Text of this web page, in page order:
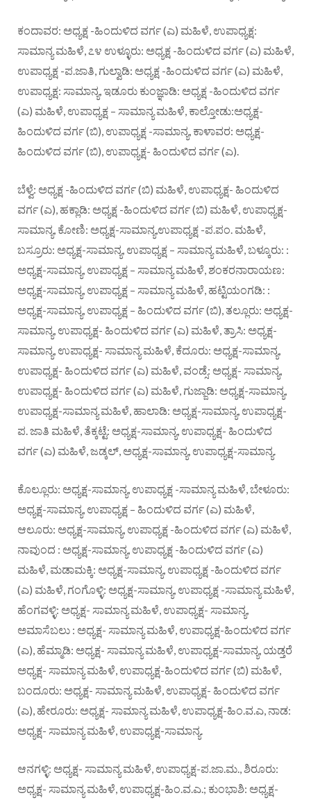
ಕಂದಾವರ: ಅಧ್ಯಕ್ಷ -ಹಿಂದುಳಿದ ವರ್ಗ (ಎ) ಮಹಿಳೆ, ಉಪಾಧ್ಯಕ್ಷ:
ಸಾಮಾನ್ಯ ಮಹಿಳೆ, ೭೪ ಉಳ್ಳೂರು: ಅಧ್ಯಕ್ಷ -ಹಿಂದುಳಿದ ವರ್ಗ (ಎ) ಮಹಿಳೆ,
ಉಪಾಧ್ಯಕ್ಷ -ಪ.ಜಾತಿ, ಗುಲ್ವಾಡಿ: ಅಧ್ಯಕ್ಷ -ಹಿಂದುಳಿದ ವರ್ಗ (ಎ) ಮಹಿಳೆ,
ಉಪಾಧ್ಯಕ್ಷ: ಸಾಮಾನ್ಯ, ಇಡೂರು ಕುಂಜ್ಞಾಡಿ: ಅಧ್ಯಕ್ಷ -ಹಿಂದುಳಿದ ವರ್ಗ
(ಎ) ಮಹಿಳೆ, ಉಪಾಧ್ಯಕ್ಷ – ಸಾಮಾನ್ಯ ಮಹಿಳೆ, ಕಾಲ್ತೋಡು:ಅಧ್ಯಕ್ಷ-
ಹಿಂದುಳಿದ ವರ್ಗ (ಬಿ), ಉಪಾಧ್ಯಕ್ಷ -ಸಾಮಾನ್ಯ, ಕಾಳಾವರ: ಅಧ್ಯಕ್ಷ-
ಹಿಂದುಳಿದ ವರ್ಗ (ಬಿ), ಉಪಾಧ್ಯಕ್ಷ- ಹಿಂದುಳಿದ ವರ್ಗ (ಎ).
ಬೆಳ್ವೆ: ಅಧ್ಯಕ್ಷ -ಹಿಂದುಳಿದ ವರ್ಗ (ಬಿ) ಮಹಿಳೆ, ಉಪಾಧ್ಯಕ್ಷ- ಹಿಂದುಳಿದ
ವರ್ಗ (ಎ), ಹಕ್ಲಾಡಿ: ಅಧ್ಯಕ್ಷ -ಹಿಂದುಳಿದ ವರ್ಗ (ಬಿ) ಮಹಿಳೆ, ಉಪಾಧ್ಯಕ್ಷ-
ಸಾಮಾನ್ಯ, ಕೋಣಿ: ಅಧ್ಯಕ್ಷ-ಸಾಮಾನ್ಯ,ಉಪಾಧ್ಯಕ್ಷ -ಪ.ಪಂ. ಮಹಿಳೆ,
ಬಸ್ರೂರು: ಅಧ್ಯಕ್ಷ-ಸಾಮಾನ್ಯ, ಉಪಾಧ್ಯಕ್ಷ – ಸಾಮಾನ್ಯ ಮಹಿಳೆ, ಬಳ್ಕೂರು: :
ಅಧ್ಯಕ್ಷ-ಸಾಮಾನ್ಯ, ಉಪಾಧ್ಯಕ್ಷ – ಸಾಮಾನ್ಯ ಮಹಿಳೆ, ಶಂಕರನಾರಾಯಣ:
ಅಧ್ಯಕ್ಷ-ಸಾಮಾನ್ಯ, ಉಪಾಧ್ಯಕ್ಷ – ಸಾಮಾನ್ಯ ಮಹಿಳೆ, ಹಟ್ಟಿಯಂಗಡಿ: :
ಅಧ್ಯಕ್ಷ-ಸಾಮಾನ್ಯ, ಉಪಾಧ್ಯಕ್ಷ – ಹಿಂದುಳಿದ ವರ್ಗ (ಬಿ), ತಲ್ಲೂರು: ಅಧ್ಯಕ್ಷ-
ಸಾಮಾನ್ಯ, ಉಪಾಧ್ಯಕ್ಷ- ಹಿಂದುಳಿದ ವರ್ಗ (ಎ) ಮಹಿಳೆ, ತ್ರಾಸಿ: ಅಧ್ಯಕ್ಷ-
ಸಾಮಾನ್ಯ, ಉಪಾಧ್ಯಕ್ಷ- ಸಾಮಾನ್ಯ ಮಹಿಳೆ, ಕೆದೂರು: ಅಧ್ಯಕ್ಷ-ಸಾಮಾನ್ಯ,
ಉಪಾಧ್ಯಕ್ಷ- ಹಿಂದುಳಿದ ವರ್ಗ (ಎ) ಮಹಿಳೆ, ವಂಡ್ಸೆ: ಅಧ್ಯಕ್ಷ- ಸಾಮಾನ್ಯ,
ಉಪಾಧ್ಯಕ್ಷ- ಹಿಂದುಳಿದ ವರ್ಗ (ಎ) ಮಹಿಳೆ, ಗುಜ್ಜಾಡಿ: ಅಧ್ಯಕ್ಷ-ಸಾಮಾನ್ಯ,
ಉಪಾಧ್ಯಕ್ಷ-ಸಾಮಾನ್ಯ ಮಹಿಳೆ, ಹಾಲಾಡಿ: ಅಧ್ಯಕ್ಷ-ಸಾಮಾನ್ಯ, ಉಪಾಧ್ಯಕ್ಷ-
ಪ. ಜಾತಿ ಮಹಿಳೆ, ತೆಕ್ಕಟ್ಟೆ: ಅಧ್ಯಕ್ಷ-ಸಾಮಾನ್ಯ, ಉಪಾಧ್ಯಕ್ಷ- ಹಿಂದುಳಿದ
ವರ್ಗ (ಎ) ಮಹಿಳೆ, ಜಡ್ಕಲ್, ಅಧ್ಯಕ್ಷ-ಸಾಮಾನ್ಯ, ಉಪಾಧ್ಯಕ್ಷ-ಸಾಮಾನ್ಯ.
ಕೊಲ್ಲೂರು: ಅಧ್ಯಕ್ಷ-ಸಾಮಾನ್ಯ, ಉಪಾಧ್ಯಕ್ಷ -ಸಾಮಾನ್ಯ ಮಹಿಳೆ, ಬೇಳೂರು:
ಅಧ್ಯಕ್ಷ-ಸಾಮಾನ್ಯ, ಉಪಾಧ್ಯಕ್ಷ – ಹಿಂದುಳಿದ ವರ್ಗ (ಎ) ಮಹಿಳೆ,
ಆಲೂರು: ಅಧ್ಯಕ್ಷ-ಸಾಮಾನ್ಯ, ಉಪಾಧ್ಯಕ್ಷ -ಹಿಂದುಳಿದ ವರ್ಗ (ಎ) ಮಹಿಳೆ,
ನಾವುಂದ : ಅಧ್ಯಕ್ಷ-ಸಾಮಾನ್ಯ, ಉಪಾಧ್ಯಕ್ಷ -ಹಿಂದುಳಿದ ವರ್ಗ (ಎ)
ಮಹಿಳೆ, ಮಡಾಮಕ್ಕಿ: ಅಧ್ಯಕ್ಷ-ಸಾಮಾನ್ಯ, ಉಪಾಧ್ಯಕ್ಷ -ಹಿಂದುಳಿದ ವರ್ಗ
(ಎ) ಮಹಿಳೆ, ಗಂಗೊಳ್ಳಿ: ಅಧ್ಯಕ್ಷ-ಸಾಮಾನ್ಯ, ಉಪಾಧ್ಯಕ್ಷ -ಸಾಮಾನ್ಯ ಮಹಿಳೆ,
ಹೆಂಗವಳ್ಳಿ: ಅಧ್ಯಕ್ಷ- ಸಾಮಾನ್ಯ ಮಹಿಳೆ, ಉಪಾಧ್ಯಕ್ಷ- ಸಾಮಾನ್ಯ,
ಅಮಾಸೆಬಲು : ಅಧ್ಯಕ್ಷ- ಸಾಮಾನ್ಯ ಮಹಿಳೆ, ಉಪಾಧ್ಯಕ್ಷ-ಹಿಂದುಳಿದ ವರ್ಗ
(ಎ), ಹೆಮ್ಮಾಡಿ: ಅಧ್ಯಕ್ಷ- ಸಾಮಾನ್ಯ ಮಹಿಳೆ, ಉಪಾಧ್ಯಕ್ಷ-ಸಾಮಾನ್ಯ, ಯಡ್ತರೆ
ಅಧ್ಯಕ್ಷ- ಸಾಮಾನ್ಯ ಮಹಿಳೆ, ಉಪಾಧ್ಯಕ್ಷ-ಹಿಂದುಳಿದ ವರ್ಗ (ಬಿ) ಮಹಿಳೆ,
ಬಂದೂರು: ಅಧ್ಯಕ್ಷ- ಸಾಮಾನ್ಯ ಮಹಿಳೆ, ಉಪಾಧ್ಯಕ್ಷ- ಹಿಂದುಳಿದ ವರ್ಗ
(ಎ), ಹೇರೂರು: ಅಧ್ಯಕ್ಷ- ಸಾಮಾನ್ಯ ಮಹಿಳೆ, ಉಪಾಧ್ಯಕ್ಷ-ಹಿಂ.ವ.ಎ, ನಾಡ:
ಅಧ್ಯಕ್ಷ- ಸಾಮಾನ್ಯ ಮಹಿಳೆ, ಉಪಾಧ್ಯಕ್ಷ-ಸಾಮಾನ್ಯ.
ಆನಗಳ್ಳಿ: ಅಧ್ಯಕ್ಷ- ಸಾಮಾನ್ಯ ಮಹಿಳೆ, ಉಪಾಧ್ಯಕ್ಷ-ಪ.ಜಾ.ಮ., ಶಿರೂರು:
ಅಧ್ಯಕ್ಷ- ಸಾಮಾನ್ಯ ಮಹಿಳೆ, ಉಪಾಧ್ಯಕ್ಷ-ಹಿಂ.ವ.ಎ.; ಕುಂಭಾಶಿ: ಅಧ್ಯಕ್ಷ-